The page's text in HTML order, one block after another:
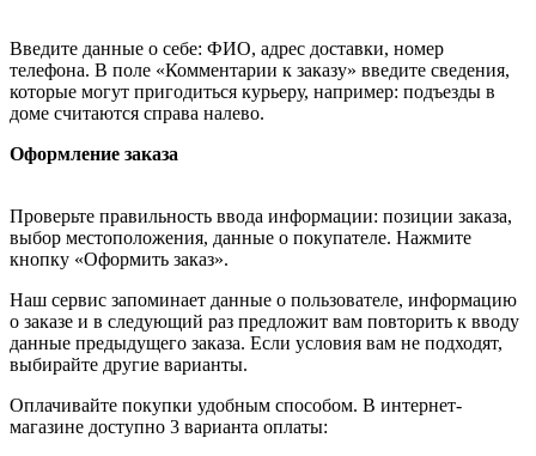
Введите данные о себе: ФИО, адрес доставки, номер
телефона. В поле «Комментарии к заказу» введите сведения,
которые могут пригодиться курьеру, например: подъезды в
доме считаются справа налево.
Оформление заказа
Проверьте правильность ввода информации: позиции заказа,
выбор местоположения, данные о покупателе. Нажмите
кнопку «Оформить заказ».
Наш сервис запоминает данные о пользователе, информацию
о заказе и в следующий раз предложит вам повторить к вводу
данные предыдущего заказа. Если условия вам не подходят,
выбирайте другие варианты.
Оплачивайте покупки удобным способом. В интернет-
магазине доступно 3 варианта оплаты: